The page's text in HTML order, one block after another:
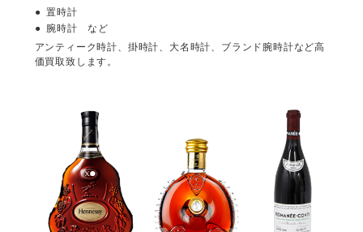
置時計
腕時計 など
アンティーク時計、掛時計、大名時計、ブランド腕時計など高
価買取致します。